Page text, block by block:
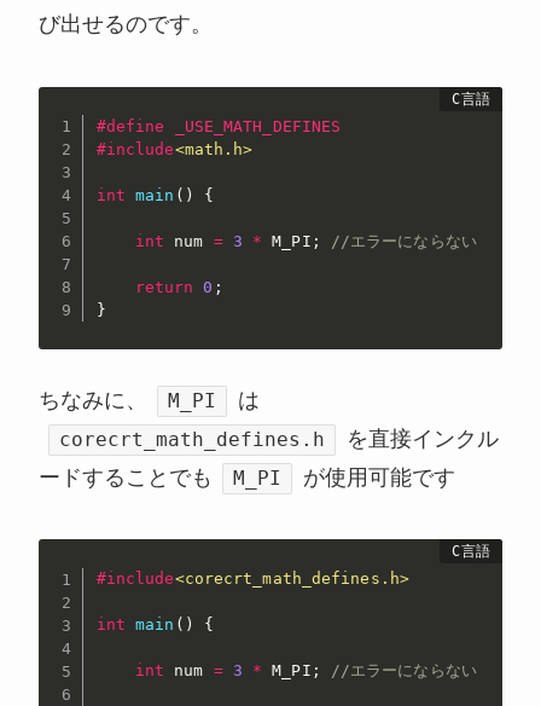
び出せるのです。
#define _USE_MATH_DEFINES
#include<math.h>
int main ( ) {
int num = 3 * M_PI ; //エラーにならない
return 0 ;
}
ちなみに、 M_PI は
corecrt_math_defines.h
を直接インクル
ードすることでも
M_PI が使用可能です
#include<corecrt_math_defines.h>
int main ( ) {
int num = 3 * M_PI ; //エラーにならない